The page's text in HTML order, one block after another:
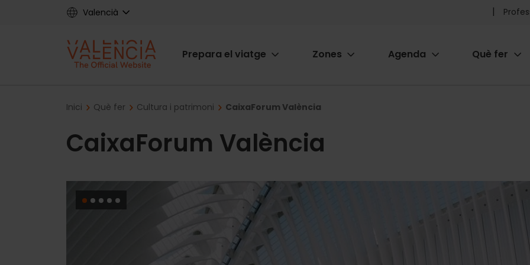
Valencià
Pre
Main
Prepara el viatge Zones Agenda Què fer
Breadcrumb
Inici Què fer Cultura i patrimoni CaixaForum València
CaixaForum València